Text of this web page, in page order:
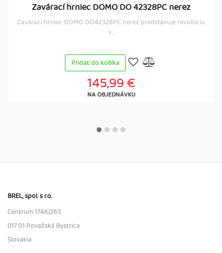
Zavárací hrniec DOMO DO 42328PC nerez
Zavárací hrniec DOMO DO42328PC nerez predstavuje revolúciu
v...
Pridať do košíka
145,99 €
NA OBJEDNÁVKU
BREL, spol. s r.o.
Centrum 1746/265
017 01 Považská Bystrica
Slovakia